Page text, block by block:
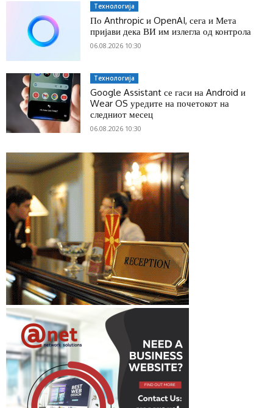
Технологија
По Anthropic и OpenAI, сега и Мета
пријави дека ВИ им излегла од контрола
06.08.2026 10:30
Технологија
Google Assistant се гаси на Android и
Wear OS уредите на почетокот на
следниот месец
06.08.2026 10:30